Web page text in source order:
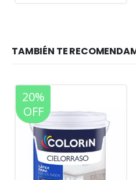
TAMBIÉN TE
20%
OFF